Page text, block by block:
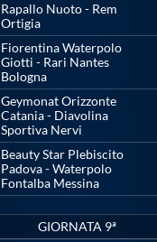
Rapallo Nuoto - Rem
Ortigia
Fiorentina Waterpolo
Giotti - Rari Nantes
Bologna
Geymonat Orizzonte
Catania - Diavolina
Sportiva Nervi
Beauty Star Plebiscito
Padova - Waterpolo
Fontalba Messina
GIORNATA 9ª